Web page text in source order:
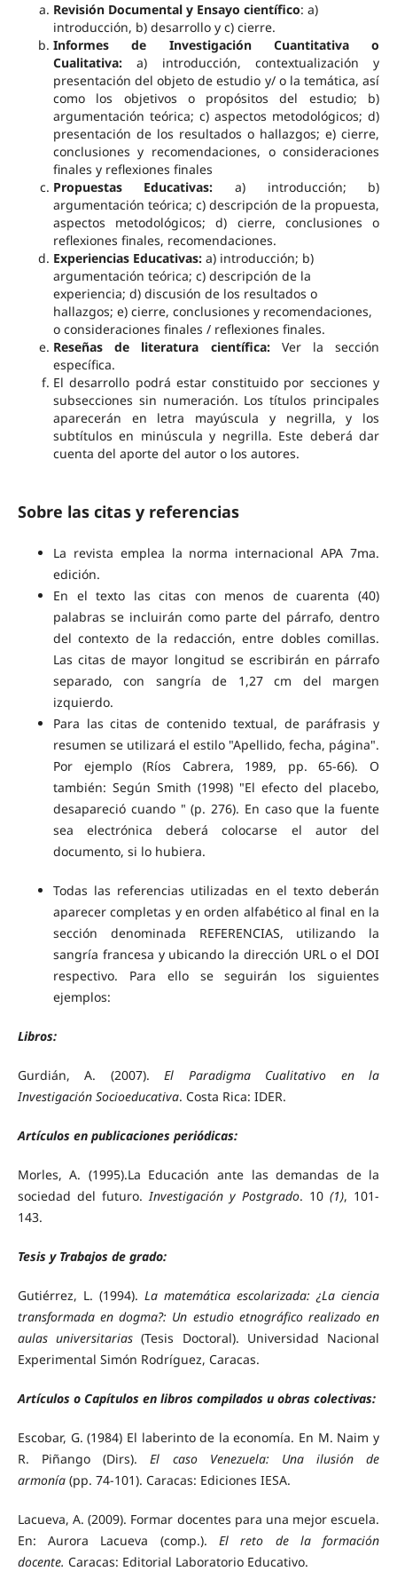
Revisión Documental y Ensayo científico: a)
introducción, b) desarrollo y c) cierre.
Informes de Investigación Cuantitativa o
Cualitativa:a) introducción, contextualización y
presentación del objeto de estudio y/ o la temática, así
como los objetivos o propósitos del estudio; b)
argumentación teórica; c) aspectos metodológicos; d)
presentación de los resultados o hallazgos; e) cierre,
conclusiones y recomendaciones, o consideraciones
finales y reflexiones finales
Propuestas Educativas: a) introducción; b)
argumentación teórica; c) descripción de la propuesta,
aspectos metodológicos; d) cierre, conclusiones o
reflexiones finales, recomendaciones.
Experiencias Educativas: a) introducción; b)
argumentación teórica; c) descripción de la
experiencia; d) discusión de los resultados o
hallazgos; e) cierre, conclusiones y recomendaciones,
o consideraciones finales / reflexiones finales.
Reseñas de literatura científica: Ver la sección
específica.
El desarrollo podrá estar constituido por secciones y
subsecciones sin numeración. Los títulos principales
aparecerán en letra mayúscula y negrilla, y los
subtítulos en minúscula y negrilla. Este deberá dar
cuenta del aporte del autor o los autores.
Sobre las citas y referencias
La revista emplea la norma internacional APA 7ma.
edición.
En el texto las citas con menos de cuarenta (40)
palabras se incluirán como parte del párrafo, dentro
del contexto de la redacción, entre dobles comillas.
Las citas de mayor longitud se escribirán en párrafo
separado, con sangría de 1,27 cm del margen
izquierdo.
Para las citas de contenido textual, de paráfrasis y
resumen se utilizará el estilo "Apellido, fecha, página".
Por ejemplo (Ríos Cabrera, 1989, pp. 65-66). O
también: Según Smith (1998) "El efecto del placebo,
desapareció cuando " (p. 276). En caso que la fuente
sea electrónica deberá colocarse el autor del
documento, si lo hubiera.
Todas las referencias utilizadas en el texto deberán
aparecer completas y en orden alfabético al final en la
sección denominada REFERENCIAS, utilizando la
sangría francesa y ubicando la dirección URL o el DOI
respectivo. Para ello se seguirán los siguientes
ejemplos:
Libros:
Gurdián, A. (2007).El Paradigma Cualitativo en la
Investigación Socioeducativa. Costa Rica: IDER.
Artículos en publicaciones periódicas:
Morles, A. (1995).La Educación ante las demandas de la
sociedad del futuro.Investigación y Postgrado. 10(1), 101-
143.
Tesis y Trabajos de grado:
Gutiérrez, L. (1994). La matemática escolarizada: ¿La ciencia
transformada en dogma?: Un estudio etnográfico realizado en
aulas universitarias (Tesis Doctoral). Universidad Nacional
Experimental Simón Rodríguez, Caracas.
Artículos o Capítulos en libros compilados u obras colectivas:
Escobar, G. (1984) El laberinto de la economía. En M. Naim y
R. Piñango (Dirs).El caso Venezuela: Una ilusión de
armonía (pp. 74-101). Caracas: Ediciones IESA.
Lacueva, A. (2009). Formar docentes para una mejor escuela.
En: Aurora Lacueva (comp.). El reto de la formación
docente. Caracas: Editorial Laboratorio Educativo.